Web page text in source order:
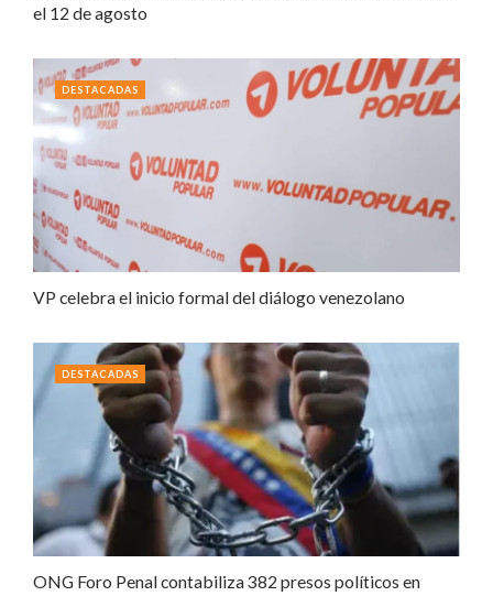
el 12 de agosto
VP celebra el inicio formal del diálogo venezolano
DESTACADAS
ONG Foro Penal contabiliza 382 presos políticos en
DESTACADAS